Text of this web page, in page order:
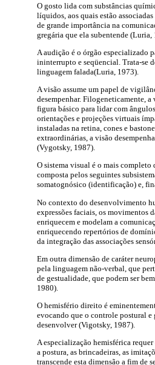
O gosto lida com substâncias
líquidos, aos quais estão
de grande importância na
gregária que ela subentende (Luria,
A audição é o órgão especializado
ininterrupto e seqüencial. Trata-se
linguagem falada(Luria, 1973).
A visão assume um papel de
desempenhar. Filogeneticamente,
figura básico para lidar com
orientações e projeções virtuais
instaladas na retina, cones e
extraordinárias, a visão
(Vygotsky, 1987).
O sistema visual é o mais
composta pelos seguintes
somatognósico (identificação) e,
No contexto do desenvolvimento
expressões faciais, os movimentos
enriquecem e modelam a
enriquecendo repertórios de
da integração das associações
Em outra dimensão de caráter
pela linguagem não-verbal, que
de gestualidade, que podem ser
1980).
O hemisfério direito é
evocando que o controle postural e
desenvolver (Vigotsky, 1987).
A especialização hemisférica
a postura, as brincadeiras, as
transcende esta dimensão a fim